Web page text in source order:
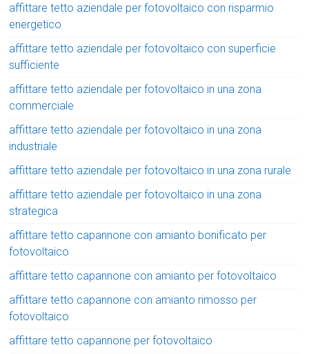
affittare tetto aziendale per fotovoltaico con risparmio
energetico
affittare tetto aziendale per fotovoltaico con superficie
sufficiente
affittare tetto aziendale per fotovoltaico in una zona
commerciale
affittare tetto aziendale per fotovoltaico in una zona
industriale
affittare tetto aziendale per fotovoltaico in una zona rurale
affittare tetto aziendale per fotovoltaico in una zona
strategica
affittare tetto capannone con amianto bonificato per
fotovoltaico
affittare tetto capannone con amianto per fotovoltaico
affittare tetto capannone con amianto rimosso per
fotovoltaico
affittare tetto capannone per fotovoltaico